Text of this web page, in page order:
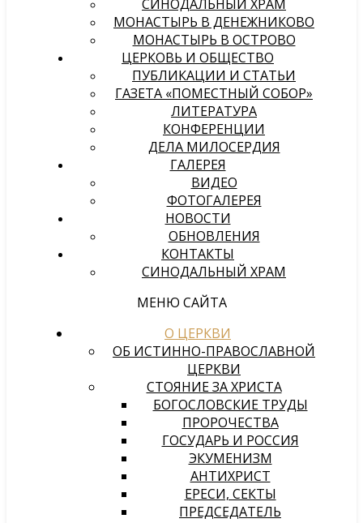
СИНОДАЛЬНЫЙ ХРАМ
МОНАСТЫРЬ В ДЕНЕЖНИКОВО
МОНАСТЫРЬ В ОСТРОВО
ЦЕРКОВЬ И ОБЩЕСТВО
ПУБЛИКАЦИИ И СТАТЬИ
ГАЗЕТА «ПОМЕСТНЫЙ СОБОР»
ЛИТЕРАТУРА
КОНФЕРЕНЦИИ
ДЕЛА МИЛОСЕРДИЯ
ГАЛЕРЕЯ
ВИДЕО
ФОТОГАЛЕРЕЯ
НОВОСТИ
ОБНОВЛЕНИЯ
КОНТАКТЫ
СИНОДАЛЬНЫЙ ХРАМ
МЕНЮ САЙТА
О ЦЕРКВИ
ОБ ИСТИННО-ПРАВОСЛАВНОЙ
ЦЕРКВИ
СТОЯНИЕ ЗА ХРИСТА
БОГОСЛОВСКИЕ ТРУДЫ
ПРОРОЧЕСТВА
ГОСУДАРЬ И РОССИЯ
ЭКУМЕНИЗМ
АНТИХРИСТ
ЕРЕСИ, СЕКТЫ
ПРЕДСЕДАТЕЛЬ